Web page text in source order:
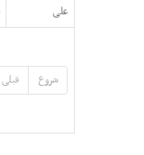
علی
شروع قبلی